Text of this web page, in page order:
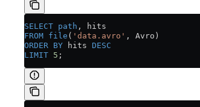
SELECT path , hits
FROM file ( 'data.avro' , Avro)
ORDER BY hits DESC
LIMIT 5 ;